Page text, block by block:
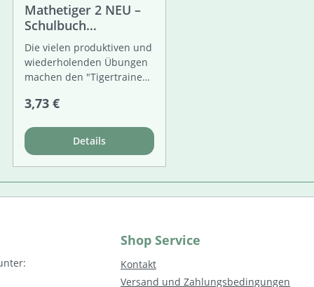
Mathetiger 2 NEU –
Schulbuch
Tigertrainer (2-teilig)
– Classic
Die vielen produktiven und
wiederholenden Übungen
machen den "Tigertrainer
Ergänzung des
Angebahnt wird das tiefere
Verständnis der Lernziele
der 1. Klasse. Die
integrierten "Tiger-Tests"
ermöglichen die
Regulärer Preis:
3,73 €
Details
Shop Service
Kontakt
Versand und Zahlungsbedingungen